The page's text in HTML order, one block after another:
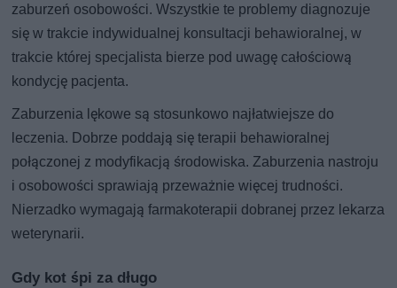
zaburzeń osobowości. Wszystkie te problemy diagnozuje
się w trakcie indywidualnej konsultacji behawioralnej, w
trakcie której specjalista bierze pod uwagę całościową
kondycję pacjenta.
Zaburzenia lękowe są stosunkowo najłatwiejsze do
leczenia. Dobrze poddają się terapii behawioralnej
połączonej z modyfikacją środowiska. Zaburzenia nastroju
i osobowości sprawiają przeważnie więcej trudności.
Nierzadko wymagają farmakoterapii dobranej przez lekarza
weterynarii.
Gdy kot śpi za długo